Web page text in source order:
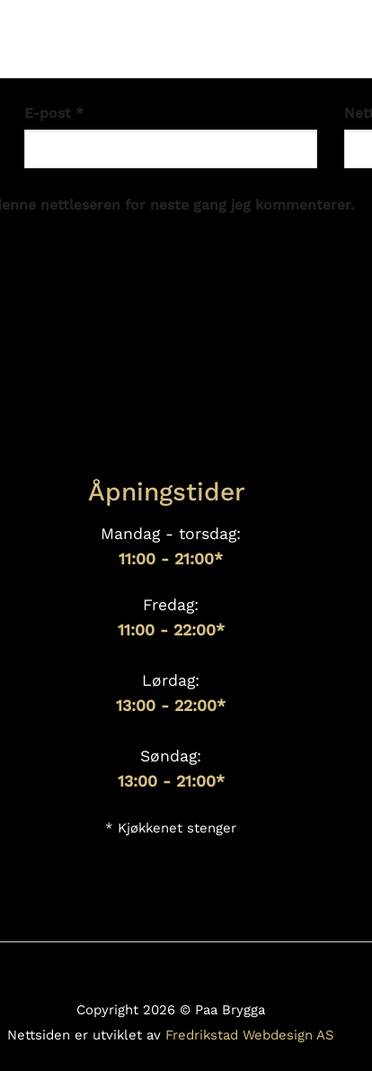
E-post *
nettleseren for neste gang jeg kommenterer.
Åpningstider
Mandag - torsdag:
11:00 - 21:00*
Fredag:
11:00 - 22:00*
Lørdag:
13:00 - 22:00*
Søndag:
13:00 - 21:00*
* Kjøkkenet stenger
Copyright 2026 © Paa Brygga
Nettsiden er utviklet av Fredrikstad Webdesign AS